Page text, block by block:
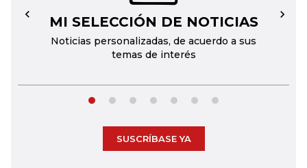
MI SELECCIÓN DE NOTICIAS
Noticias personalizadas, de acuerdo a sus
temas de interés
← →
SUSCRÍBASE YA